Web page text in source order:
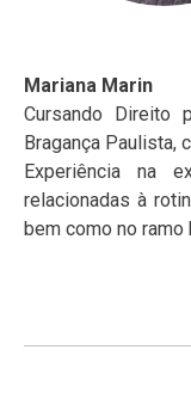
Mariana Marin
Cursando Direito
Bragança Paulista,
Experiência na
relacionadas à
bem como no ramo